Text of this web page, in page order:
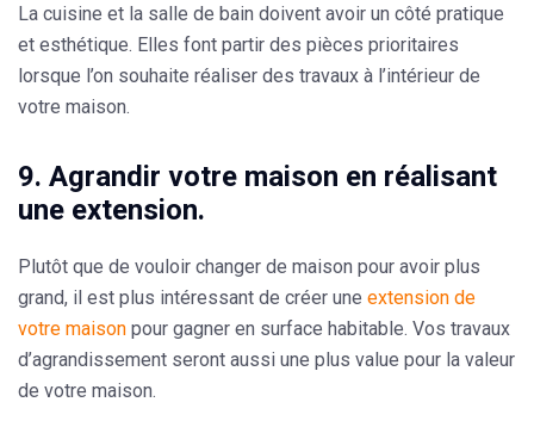
La cuisine et la salle de bain doivent avoir un côté pratique
et esthétique. Elles font partir des pièces prioritaires
lorsque l’on souhaite réaliser des travaux à l’intérieur de
votre maison.
9. Agrandir votre maison en réalisant
une extension.
Plutôt que de vouloir changer de maison pour avoir plus
grand, il est plus intéressant de créer une extension de
votre maison pour gagner en surface habitable. Vos travaux
d’agrandissement seront aussi une plus value pour la valeur
de votre maison.